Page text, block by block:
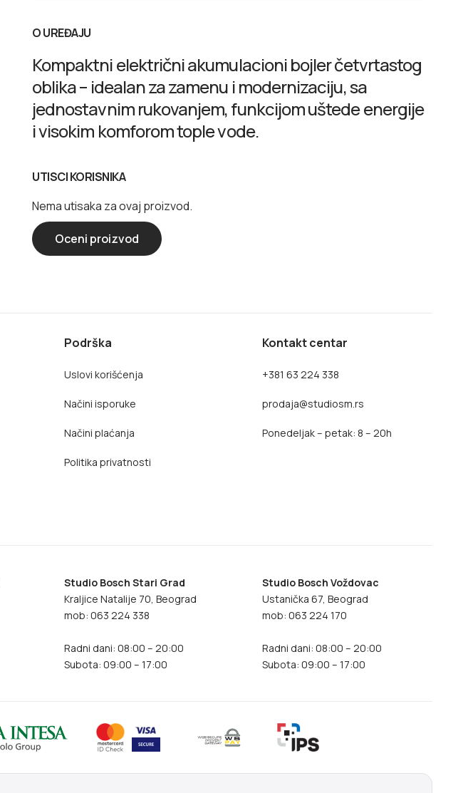
O UREĐAJU
Kompaktni električni akumulacioni bojler četvrtastog
oblika – idealan za zamenu i modernizaciju, sa
jednostavnim rukovanjem, funkcijom uštede energije
i visokim komforom tople vode.
UTISCI KORISNIKA
Nema utisaka za ovaj proizvod.
Oceni proizvod
Podrška
Uslovi korišćenja
Načini isporuke
Načini plaćanja
Politika privatnosti
Kontakt centar
+381 63 224 338
prodaja@studiosm.rs
Ponedeljak – petak: 8 – 20h
Studio Bosch Stari Grad
Kraljice Natalije 70, Beograd
mob: 063 224 338
Radni dani: 08:00 – 20:00
Subota: 09:00 – 17:00
Studio Bosch Voždovac
Ustanička 67, Beograd
mob: 063 224 170
Radni dani: 08:00 – 20:00
Subota: 09:00 – 17:00